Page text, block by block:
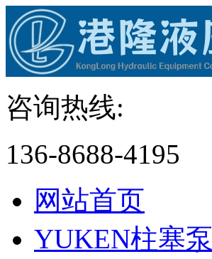
咨询热线:
136-8688-4195
网站首页
YUKEN柱塞泵